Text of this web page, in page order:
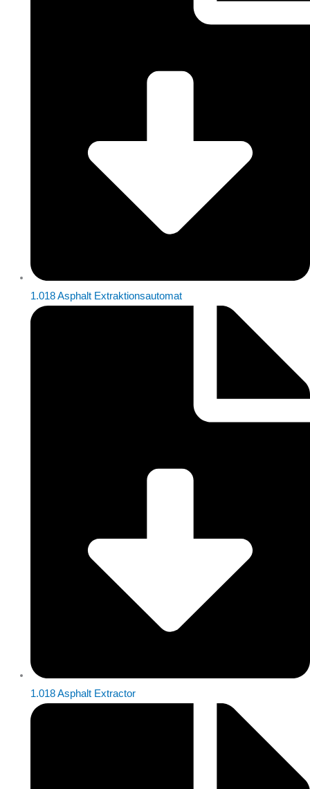
1.018 Asphalt Extraktionsautomat
1.018 Asphalt Extractor